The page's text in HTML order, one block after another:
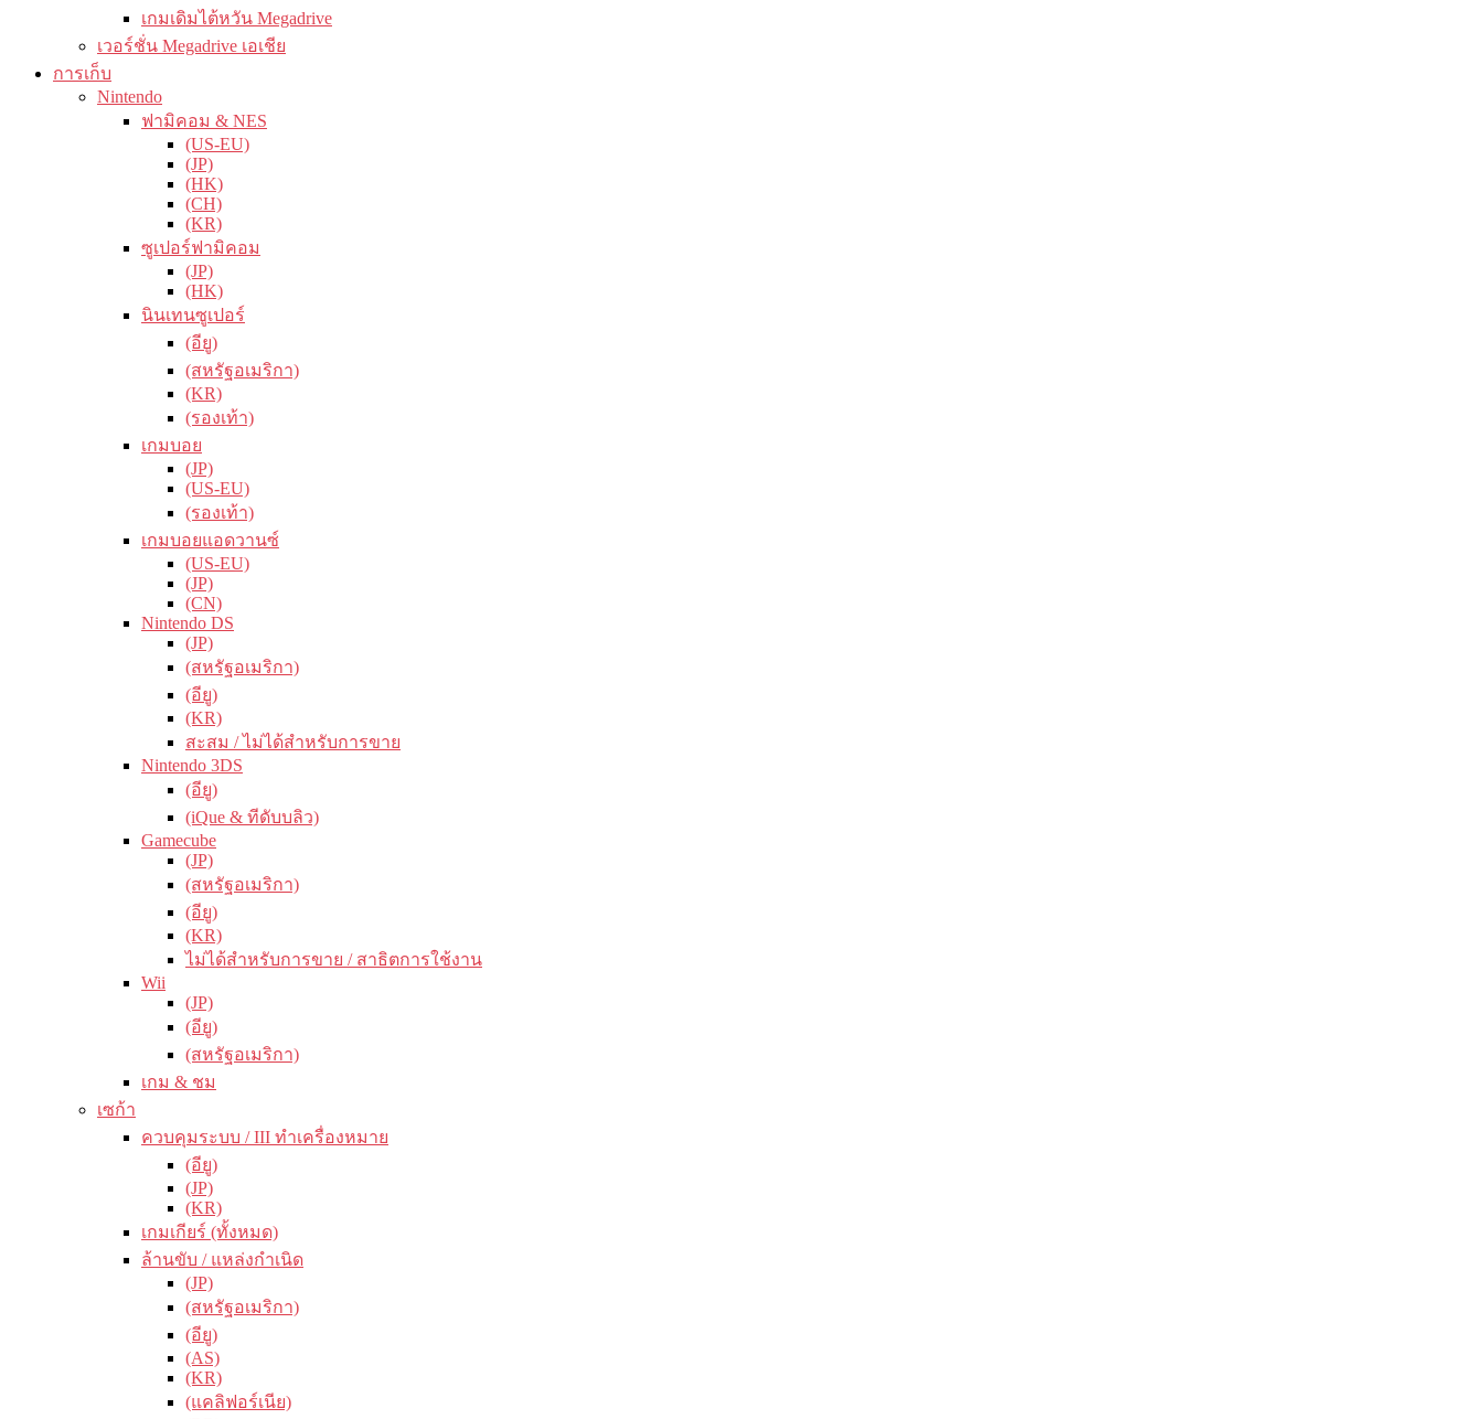
เกมเดิมไต้หวัน Megadrive
เวอร์ชั่น Megadrive เอเชีย
การเก็บ
Nintendo
ฟามิคอม & NES
(US-EU)
(JP)
(HK)
(CH)
(KR)
ซูเปอร์ฟามิคอม
(JP)
(HK)
นินเทนซูเปอร์
(อียู)
(สหรัฐอเมริกา)
(KR)
(รองเท้า)
เกมบอย
(JP)
(US-EU)
(รองเท้า)
เกมบอยแอดวานซ์
(US-EU)
(JP)
(CN)
Nintendo DS
(JP)
(สหรัฐอเมริกา)
(อียู)
(KR)
สะสม / ไม่ได้สำหรับการขาย
Nintendo 3DS
(อียู)
(iQue & ทีดับบลิว)
Gamecube
(JP)
(สหรัฐอเมริกา)
(อียู)
(KR)
ไม่ได้สำหรับการขาย / สาธิตการใช้งาน
Wii
(JP)
(อียู)
(สหรัฐอเมริกา)
เกม & ชม
เซก้า
ควบคุมระบบ / III ทำเครื่องหมาย
(อียู)
(JP)
(KR)
เกมเกียร์ (ทั้งหมด)
ล้านขับ / แหล่งกำเนิด
(JP)
(สหรัฐอเมริกา)
(อียู)
(AS)
(KR)
(แคลิฟอร์เนีย)